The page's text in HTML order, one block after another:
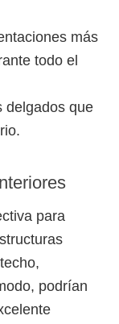
más
todo el
delgados que
para
podrían